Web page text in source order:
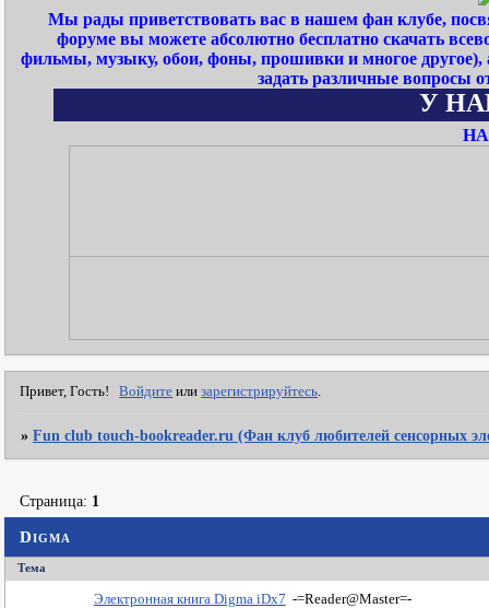
Мы рады приветствовать вас в нашем фан клубе,
форуме вы можете абсолютно бесплатно скачать
фильмы, музыку, обои, фоны, прошивки и многое
задать различные вопросы
У
Привет, Гость! Войдите илизарегистрируйтесь
»Fun club touch-bookreader.ru (Фан клуб любителей сенсорных
Digma
Страница: 1
Тема
Электронная книга Digma iDx7 -=Reader@Master=-